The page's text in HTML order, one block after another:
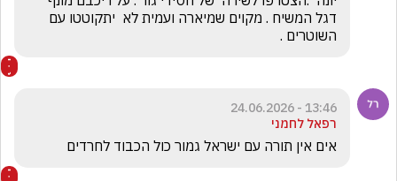
השוטרים .
13:46 - 24.06.2026
רפאל לחמני
אים אין תורה עם ישראל גמור כול הכבוד לחרדים